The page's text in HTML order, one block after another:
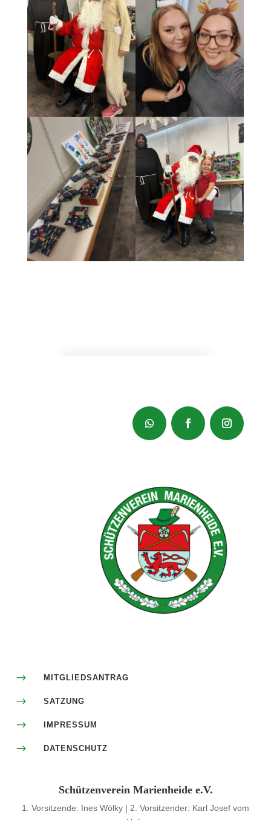
$ MITGLIEDSANTRAG
$ SATZUNG
$ IMPRESSUM
$ DATENSCHUTZ
Schützenverein Marienheide e.V.
1. Vorsitzende: Ines Wölky | 2. Vorsitzender: Karl Josef vom